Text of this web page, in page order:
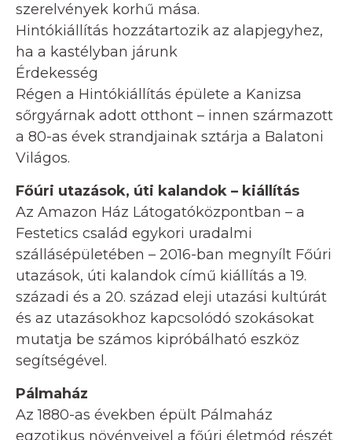
szerelvények korhű mása.
Hintókiállítás hozzátartozik az alapjegyhez,
ha a kastélyban járunk
Érdekesség
Régen a Hintókiállítás épülete a Kanizsa
sőrgyárnak adott otthont – innen származott
a 80-as évek strandjainak sztárja a Balatoni
Világos.
Főúri utazások, úti kalandok – kiállítás
Az Amazon Ház Látogatóközpontban – a
Festetics család egykori uradalmi
szállásépületében – 2016-ban megnyílt Főúri
utazások, úti kalandok című kiállítás a 19.
századi és a 20. század eleji utazási kultúrát
és az utazásokhoz kapcsolódó szokásokat
mutatja be számos kipróbálható eszköz
segítségével.
Pálmaház
Az 1880-as években épült Pálmaház
egzotikus növényeivel a főúri életmód részét